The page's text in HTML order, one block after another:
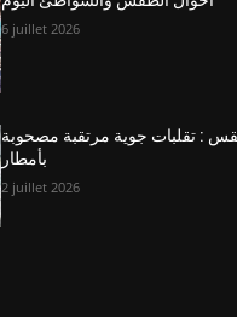
6 juillet 2026
: تقلبات جوية مرتقبة مصحوبة
بأمطار
2 juillet 2026